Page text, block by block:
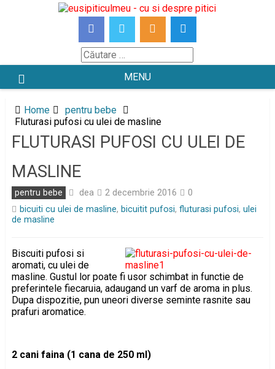
Căutare
MENU
Home
pentru bebe
Fluturasi pufosi cu ulei de masline
FLUTURASI PUFOSI CU ULEI DE
MASLINE
pentru bebe dea 2 decembrie 2016
0
bicuiti cu ulei de masline, bicuitit pufosi, fluturasi pufosi, ulei
de masline
Biscuiti pufosi si
aromati, cu ulei de
masline. Gustul lor poate fi usor schimbat in functie de
preferintele fiecaruia, adaugand un varf de aroma in plus.
Dupa dispozitie, pun uneori diverse seminte rasnite sau
prafuri aromatice.
2 cani faina (1 cana de 250 ml)